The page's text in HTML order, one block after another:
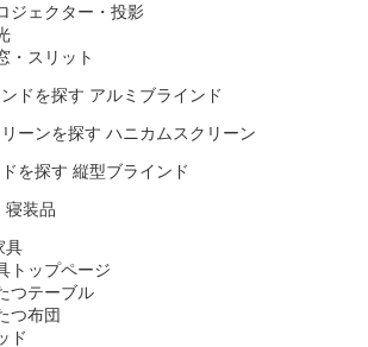
ジェクター・投影
・スリット
アルミブラインド
ハニカムスクリーン
縦型ブラインド
寝装品
具
トップページ
つテーブル
つ布団
ド